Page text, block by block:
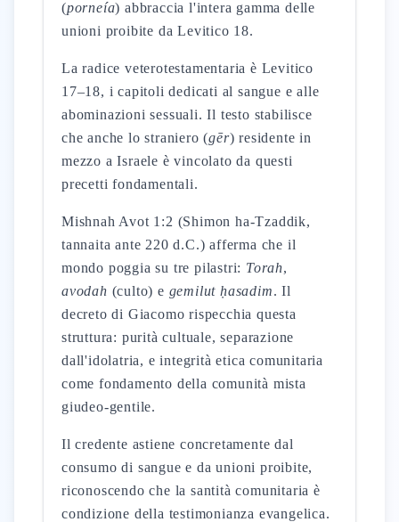
(porneía) abbraccia l'intera gamma delle
unioni proibite da Levitico 18.
La radice veterotestamentaria è Levitico
17–18, i capitoli dedicati al sangue e alle
abominazioni sessuali. Il testo stabilisce
che anche lo straniero (gēr) residente in
mezzo a Israele è vincolato da questi
precetti fondamentali.
Mishnah Avot 1:2 (Shimon ha-Tzaddik,
tannaita ante 220 d.C.) afferma che il
mondo poggia su tre pilastri: Torah,
avodah (culto) e gemilut ḥasadim. Il
decreto di Giacomo rispecchia questa
struttura: purità cultuale, separazione
dall'idolatria, e integrità etica comunitaria
come fondamento della comunità mista
giudeo-gentile.
Il credente astiene concretamente dal
consumo di sangue e da unioni proibite,
riconoscendo che la santità comunitaria è
condizione della testimonianza evangelica.